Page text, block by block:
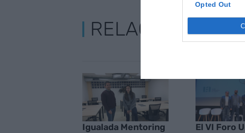
Opted Out
RELACIONADAS
Igualada Mentoring
El VI Foro